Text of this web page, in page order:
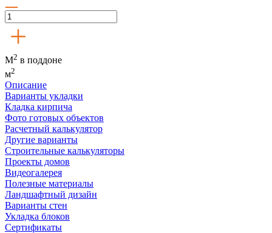
М2 в поддоне
м2
Описание
Варианты укладки
Кладка кирпича
Фото готовых объектов
Расчетный калькулятор
Другие варианты
Строительные калькуляторы
Проекты домов
Видеогалерея
Полезные материалы
Ландшафтный дизайн
Варианты стен
Укладка блоков
Сертификаты